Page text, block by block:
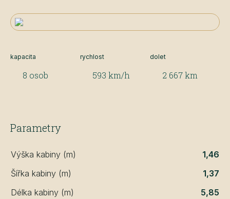
kapacita
8 osob
rychlost
593 km/h
dolet
2 667 km
Parametry
Výška kabiny (m)
1,46
Šířka kabiny (m)
1,37
Délka kabiny (m)
5,85